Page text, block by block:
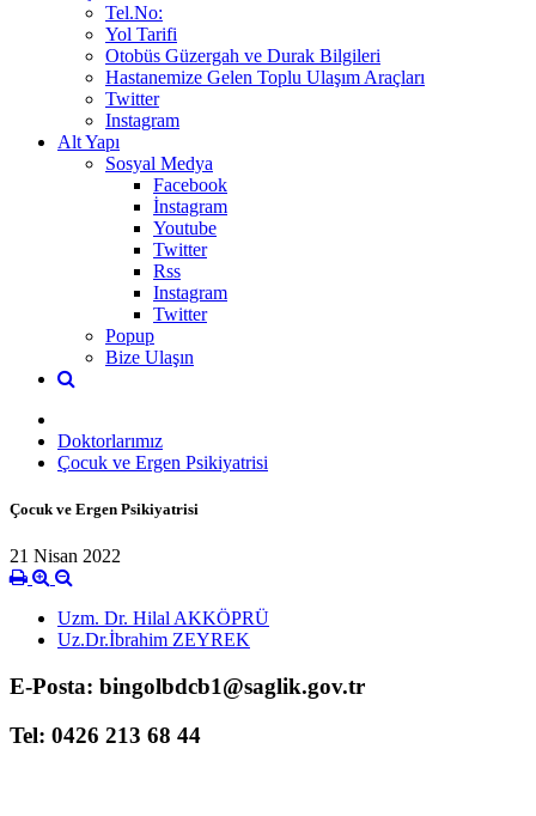
Tel.No:
Yol Tarifi
Otobüs Güzergah ve Durak Bilgileri
Hastanemize Gelen Toplu Ulaşım Araçları
Twitter
Instagram
Alt Yapı
Sosyal Medya
Facebook
İnstagram
Youtube
Twitter
Rss
Instagram
Twitter
Popup
Bize Ulaşın
Doktorlarımız
Çocuk ve Ergen Psikiyatrisi
Çocuk ve Ergen Psikiyatrisi
21 Nisan 2022
Uzm. Dr. Hilal AKKÖPRÜ
Uz.Dr.İbrahim ZEYREK
E-Posta: bingolbdcb1@saglik.gov.tr
Tel: 0426 213 68 44